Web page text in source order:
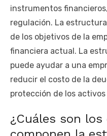
instrumentos
regulación. La
de los objetivos de la
financiera actual. La
puede ayudar a una
reducir el costo de la
protección de los activos
¿Cuáles son